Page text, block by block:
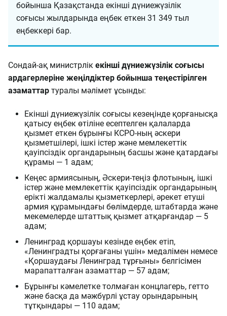
бойынша Қазақстанда екінші дүниежүзілік
соғысы жылдарында еңбек еткен 31 349 тыл
еңбеккері бар.
Сондай-ақ министрлік екінші дүниежүзілік соғысы
ардагерлеріне жеңілдіктер бойынша теңестірілген
азаматтар туралы мәлімет ұсынды:
Екінші дүниежүзілік соғысы кезеңінде қорғанысқа
қатысу еңбек өтіліне есептелген қалаларда
қызмет еткен бұрынғы КСРО-ның әскери
қызметшілері, ішкі істер және мемлекеттік
қауіпсіздік органдарының басшы және қатардағы
құрамы — 1 адам;
Кеңес армиясының, Әскери-теңіз флотының, ішкі
істер және мемлекеттік қауіпсіздік органдарының
ерікті жалдамалы қызметкерлері, әрекет етуші
армия құрамындағы бөлімдерде, штабтарда және
мекемелерде штаттық қызмет атқарғандар — 5
адам;
Ленинград қоршауы кезінде еңбек етіп,
«Ленинградты қорғағаны үшін» медалімен немесе
«Қоршаудағы Ленинград тұрғыны» белгісімен
марапатталған азаматтар — 57 адам;
Бұрынғы кәмелетке толмаған концлагерь, гетто
және басқа да мәжбүрлі ұстау орындарының
тұтқындары — 110 адам;